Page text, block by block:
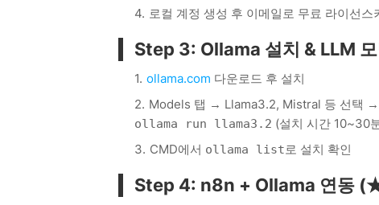
로컬 계정 생성 후 이메일로 무료 라이선스
Step 3: Ollama 설치 & LLM
ollama.com 다운로드 후 설치
Models 탭 → Llama3.2, Mistral 등 선택 →
ollama run llama3.2 (설치 시간 10~30
CMD에서 ollama list로 설치 확인
Step 4: n8n + Ollama 연